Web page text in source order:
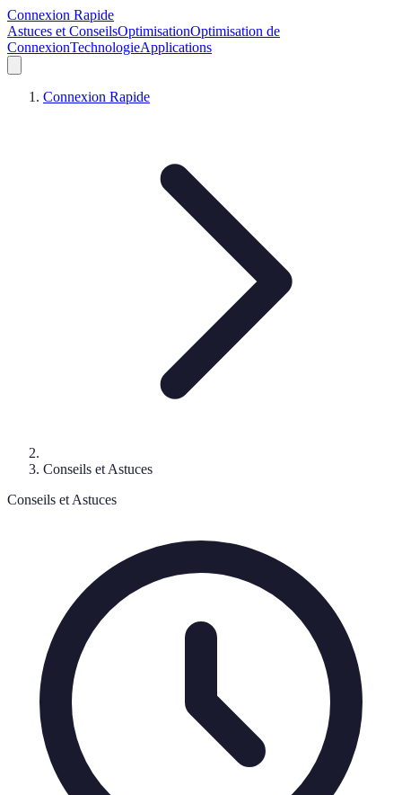
Connexion Rapide
Astuces et ConseilsOptimisationOptimisation de
ConnexionTechnologieApplications
Connexion Rapide
Conseils et Astuces
Conseils et Astuces